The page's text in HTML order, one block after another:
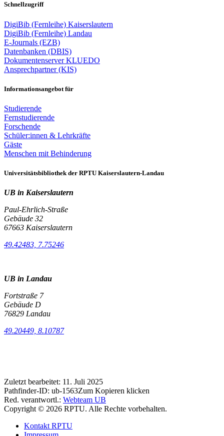
Schnellzugriff
DigiBib (Fernleihe) Kaiserslautern
DigiBib (Fernleihe) Landau
E-Journals (EZB)
Datenbanken (DBIS)
Dokumentenserver KLUEDO
Ansprechpartner (KIS)
Informationsangebot für
Studierende
Fernstudierende
Forschende
Schüler:innen & Lehrkräfte
Gäste
Menschen mit Behinderung
Universitätsbibliothek der RPTU Kaiserslautern-Landau
UB in Kaiserslautern
Paul-Ehrlich-Straße
Gebäude 32
67663 Kaiserslautern
49.42483, 7.75246
UB in Landau
Fortstraße 7
Gebäude D
76829 Landau
49.20449, 8.10787
Zuletzt bearbeitet: 11. Juli 2025
Pathfinder-ID: ub-1563Zum Kopieren klicken
Red. verantwortl.: Webteam UB
Copyright © 2026 RPTU. Alle Rechte vorbehalten.
Kontakt RPTU